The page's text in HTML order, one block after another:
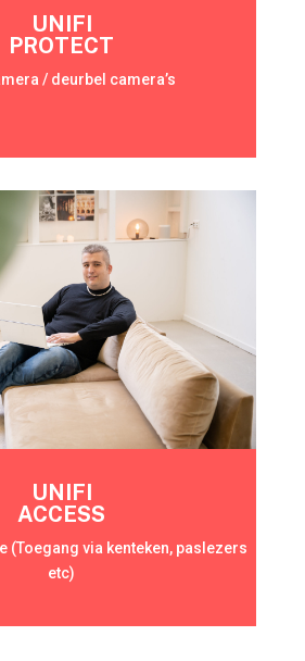
UNIFI
PROTECT
/ deurbel camera’s
UNIFI
ACCESS
(Toegang via kenteken, paslezers
etc)